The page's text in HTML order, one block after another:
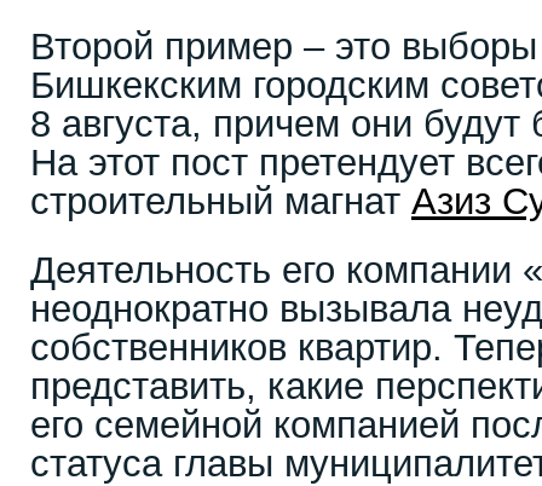
Второй пример – это
Бишкекским городским
8 августа, причем они будут
На этот пост претендует
строительный магнат Азиз
Деятельность его компании
неоднократно вызывала
собственников квартир.
представить, какие
его семейной компанией
статуса главы